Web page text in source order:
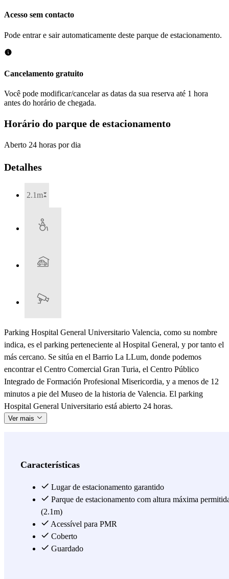
Acesso sem contacto
Pode entrar e sair automaticamente deste parque de estacionamento.
Cancelamento gratuito
Você pode modificar/cancelar as datas da sua reserva até 1 hora
antes do horário de chegada.
Horário do parque de estacionamento
Aberto 24 horas por dia
Detalhes
2.1m
Parking Hospital General Universitario Valencia, como su nombre
indica, es el parking perteneciente al Hospital General, y por tanto el
más cercano. Se sitúa en el Barrio La LLum, donde podemos
encontrar el Centro Comercial Gran Turia, el Centro Público
Integrado de Formación Profesional Misericordia, y a menos de 12
minutos a pie del Museo de la historia de Valencia. El parking
Hospital General Universitario está abierto 24 horas.
Ver mais
Características
Lugar de estacionamento garantido
Parque de estacionamento com altura máxima
(2.1m)
Acessível para PMR
Coberto
Guardado